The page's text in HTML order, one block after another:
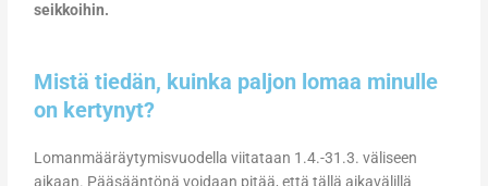
seikkoihin.
Mistä tiedän, kuinka paljon lomaa minulle
on kertynyt?
Lomanmääräytymisvuodella viitataan 1.4.-31.3. väliseen
aikaan. Pääsääntönä voidaan pitää, että tällä aikavälillä